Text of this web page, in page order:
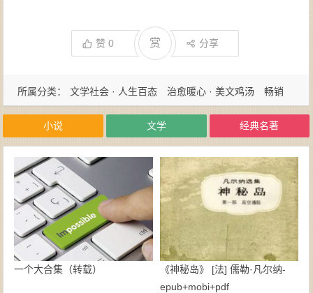
赞0 赏 分享
所属分类： 文学社会 · 人生百态 治愈暖心 · 美文鸡汤
畅销
小说
文学 经典名著
一个大合集（转载）
《神秘岛》 [法] 儒勒·凡尔纳-
epub+mobi+pdf